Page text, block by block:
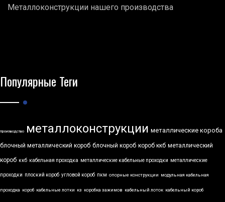
Металлоконструкции нашего производства
Популярные Теги
производство металлоконструкции металлические короба
блочный металлический короб блочный короб короб ккб металлический
короб ккб кабельная проходка металлические кабельные проходки металлические
проходки плоский короб угловой короб пкм опорные конструкции модульная кабельная
проходка короб кабельные лотки кз коробка зажимов кабельный лоток кабельный короб